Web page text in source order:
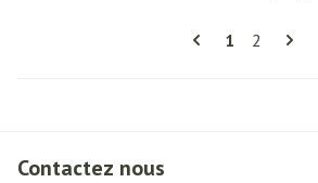
Pages
Vous lisez
1 Page
2
Contactez nous